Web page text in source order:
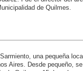
de Quilmes.
una pequeña
Aires. Desde pequeño,